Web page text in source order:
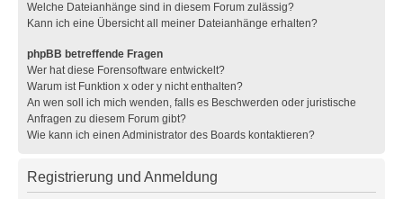
Welche Dateianhänge sind in diesem Forum zulässig?
Kann ich eine Übersicht all meiner Dateianhänge erhalten?
phpBB betreffende Fragen
Wer hat diese Forensoftware entwickelt?
Warum ist Funktion x oder y nicht enthalten?
An wen soll ich mich wenden, falls es Beschwerden oder juristische
Anfragen zu diesem Forum gibt?
Wie kann ich einen Administrator des Boards kontaktieren?
Registrierung und Anmeldung